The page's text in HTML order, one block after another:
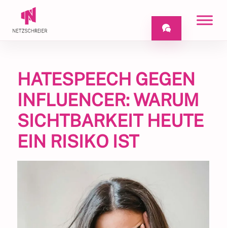
HATESPEECH GEGEN
INFLUENCER: WARUM
SICHTBARKEIT HEUTE
EIN RISIKO IST